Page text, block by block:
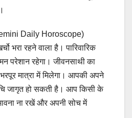
Daily Horoscope)
भरा रहने वाला है। पारिवारिक
परेशान रहेगा। जीवनसाथी का
मात्रा में मिलेगा। आपकी अपने
जागृत हो सकती है। आप किसी के
ना रखें और अपनी सोच में